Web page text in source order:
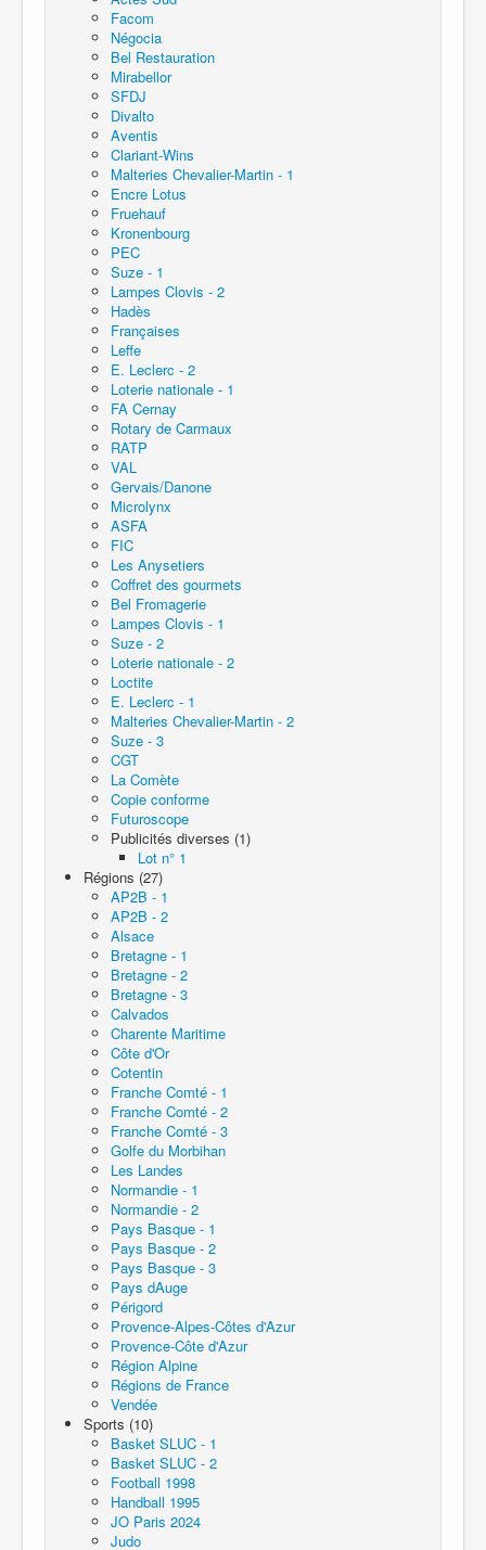
Facom
Négocia
Bel Restauration
Mirabellor
SFDJ
Divalto
Aventis
Clariant-Wins
Malteries Chevalier-Martin - 1
Encre Lotus
Fruehauf
Kronenbourg
PEC
Suze - 1
Lampes Clovis - 2
Hadès
Françaises
Leffe
E. Leclerc - 2
Loterie nationale - 1
FA Cernay
Rotary de Carmaux
RATP
VAL
Gervais/Danone
Microlynx
ASFA
FIC
Les Anysetiers
Coffret des gourmets
Bel Fromagerie
Lampes Clovis - 1
Suze - 2
Loterie nationale - 2
Loctite
E. Leclerc - 1
Malteries Chevalier-Martin - 2
Suze - 3
CGT
La Comète
Copie conforme
Futuroscope
Publicités diverses (1)
Lot n° 1
Régions (27)
AP2B - 1
AP2B - 2
Alsace
Bretagne - 1
Bretagne - 2
Bretagne - 3
Calvados
Charente Maritime
Côte d'Or
Cotentin
Franche Comté - 1
Franche Comté - 2
Franche Comté - 3
Golfe du Morbihan
Les Landes
Normandie - 1
Normandie - 2
Pays Basque - 1
Pays Basque - 2
Pays Basque - 3
Pays dAuge
Périgord
Provence-Alpes-Côtes d'Azur
Provence-Côte d'Azur
Région Alpine
Régions de France
Vendée
Sports (10)
Basket SLUC - 1
Basket SLUC - 2
Football 1998
Handball 1995
JO Paris 2024
Judo